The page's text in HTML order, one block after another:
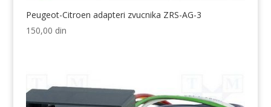
Peugeot-Citroen adapteri zvucnika ZRS-AG-3
150,00 din